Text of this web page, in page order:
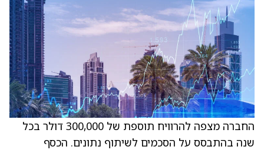
החברה מצפה להרוויח תוספת של 300,000 דולר בכל
שנה בהתבסס על הסכמים לשיתוף נתונים. הכסף